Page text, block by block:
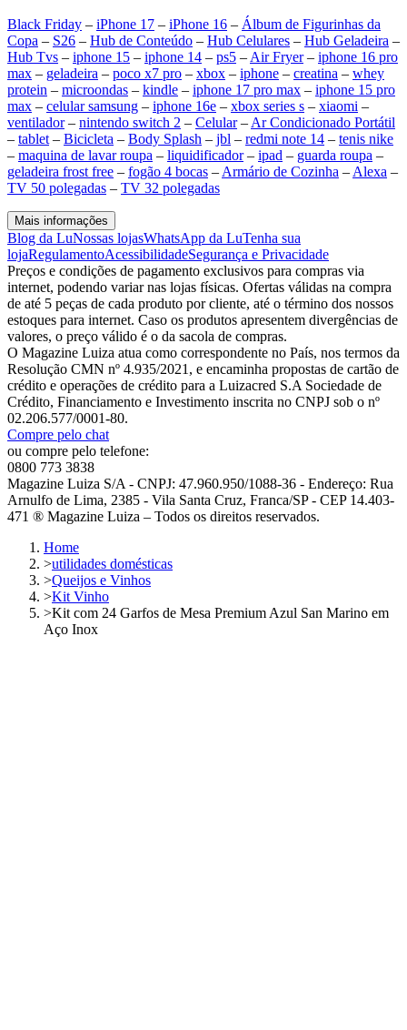
Black Friday – iPhone 17 – iPhone 16 – Álbum de Figurinhas da
Copa – S26 – Hub de Conteúdo – Hub Celulares – Hub Geladeira –
Hub Tvs – iphone 15 – iphone 14 – ps5 – Air Fryer– iphone 16 pro
max – geladeira – poco x7 pro – xbox – iphone – creatina – whey
protein – microondas – kindle – iphone 17 pro max – iphone 15 pro
max – celular samsung – iphone 16e – xbox series s – xiaomi –
ventilador– nintendo switch 2 – Celular– Ar Condicionado Portátil
– tablet – Bicicleta – Body Splash – jbl – redmi note 14 – tenis nike
– maquina de lavar roupa – liquidificador– ipad – guarda roupa –
geladeira frost free – fogão 4 bocas – Armário de Cozinha – Alexa –
TV 50 polegadas – TV 32 polegadas
Mais informações
Blog da LuNossas lojasWhatsApp da LuTenha sua
lojaRegulamentoAcessibilidadeSegurança e Privacidade
Preços e condições de pagamento exclusivos para compras via
internet, podendo variar nas lojas físicas. Ofertas válidas na compra
de até 5 peças de cada produto por cliente, até o término dos nossos
estoques para internet. Caso os produtos apresentem divergências de
valores, o preço válido é o da sacola de compras.
O Magazine Luiza atua como correspondente no País, nos termos da
Resolução CMN nº 4.935/2021, e encaminha propostas de cartão de
crédito e operações de crédito para a Luizacred S.A Sociedade de
Crédito, Financiamento e Investimento inscrita no CNPJ sob o nº
02.206.577/0001-80.
Compre pelo chat
ou compre pelo telefone:
0800 773 3838
Magazine Luiza S/A - CNPJ: 47.960.950/1088-36 - Endereço: Rua
Arnulfo de Lima, 2385 - Vila Santa Cruz, Franca/SP - CEP 14.403-
471 ® Magazine Luiza – Todos os direitos reservados.
Home
>utilidades domésticas
>Queijos e Vinhos
>Kit Vinho
>Kit com 24 Garfos de Mesa Premium Azul San Marino em
Aço Inox